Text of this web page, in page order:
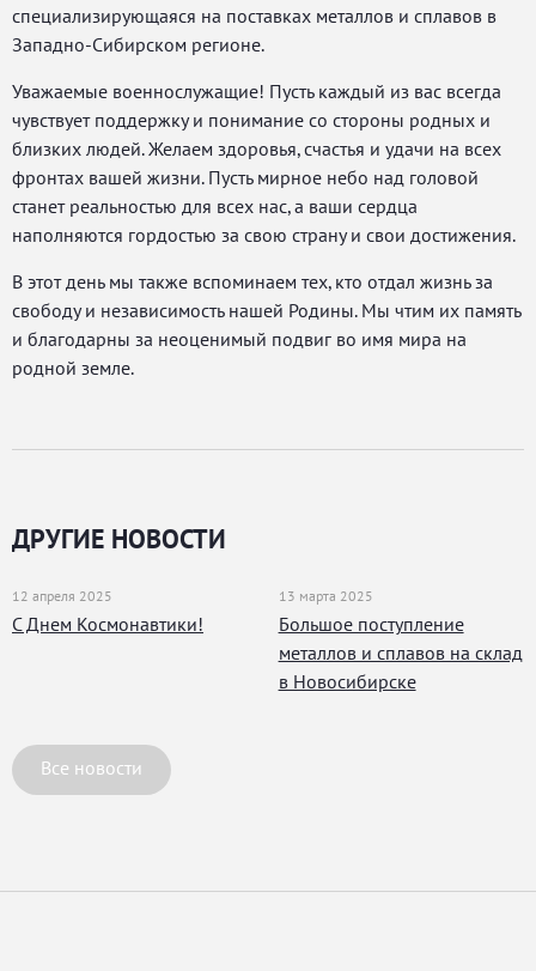
специализирующаяся на поставках металлов и сплавов в
Западно-Сибирском регионе.
Уважаемые военнослужащие! Пусть каждый из вас всегда
чувствует поддержку и понимание со стороны родных и
близких людей. Желаем здоровья, счастья и удачи на всех
фронтах вашей жизни. Пусть мирное небо над головой
станет реальностью для всех нас, а ваши сердца
наполняются гордостью за свою страну и свои достижения.
В этот день мы также вспоминаем тех, кто отдал жизнь за
свободу и независимость нашей Родины. Мы чтим их память
и благодарны за неоценимый подвиг во имя мира на
родной земле.
ДРУГИЕ НОВОСТИ
12 апреля 2025
С Днем Космонавтики!
13 марта 2025
Большое поступление
металлов и сплавов на склад
в Новосибирске
Все новости